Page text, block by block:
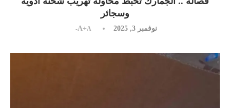
وسجائر
نوفمبر 3, 2025 A+A-